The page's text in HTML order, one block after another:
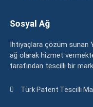
Sosyal Ağ
İhtiyaçlara çözüm sunan
ağ olarak hizmet
tarafından tescilli bir
Türk Patent Tescilli